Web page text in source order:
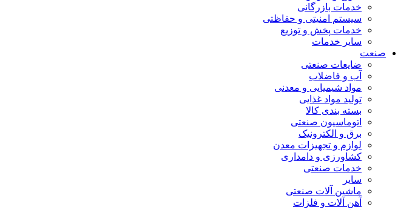
خدمات بازرگانی
سیستم امنیتی و حفاظتی
خدمات پخش و توزیع
سایر خدمات
صنعت
ضایعات صنعتی
آب و فاضلاب
مواد شیمیایی و معدنی
تولید مواد غذایی
بسته بندی کالا
اتوماسیون صنعتی
برق و الکترونیک
لوازم و تجهیزات معدن
کشاورزی و دامداری
خدمات صنعتی
سایر
ماشین آلات صنعتی
آهن آلات و فلزات